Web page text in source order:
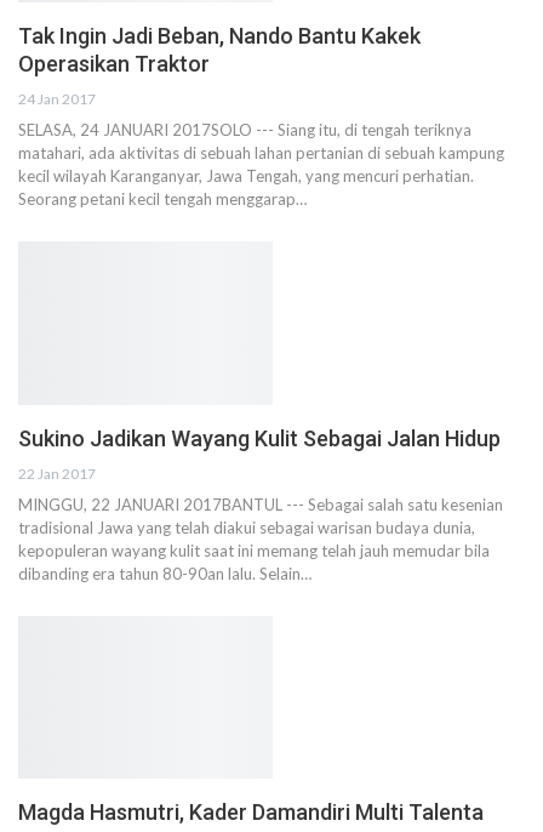
Tak Ingin Jadi Beban, Nando Bantu Kakek
Operasikan Traktor
24 Jan 2017
SELASA, 24 JANUARI 2017SOLO --- Siang itu, di tengah teriknya
matahari, ada aktivitas di sebuah lahan pertanian di sebuah kampung
kecil wilayah Karanganyar, Jawa Tengah, yang mencuri perhatian.
Seorang petani kecil tengah menggarap…
Sukino Jadikan Wayang Kulit Sebagai Jalan Hidup
22 Jan 2017
MINGGU, 22 JANUARI 2017BANTUL --- Sebagai salah satu kesenian
tradisional Jawa yang telah diakui sebagai warisan budaya dunia,
kepopuleran wayang kulit saat ini memang telah jauh memudar bila
dibanding era tahun 80-90an lalu. Selain…
Magda Hasmutri, Kader Damandiri Multi Talenta